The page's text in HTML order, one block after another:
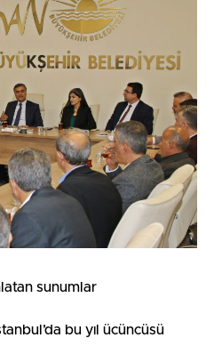
sunumlar
bu yıl ücüncüsü